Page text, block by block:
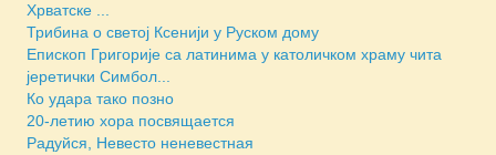
Хрватске ...
Трибина о светој Ксенији у Руском дому
Епископ Григорије са латинима у католичком храму чита
јеретички Симбол...
Ко удара тако позно
20-летию хора посвящается
Радуйся, Невесто неневестная